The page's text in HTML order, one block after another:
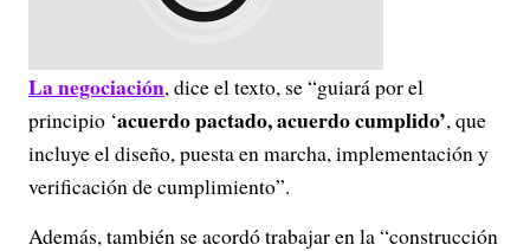
La negociación, dice el texto, se “guiará por el
principio ‘acuerdo pactado, acuerdo cumplido’, que
incluye el diseño, puesta en marcha, implementación y
verificación de cumplimiento”.
Además, también se acordó trabajar en la “construcción